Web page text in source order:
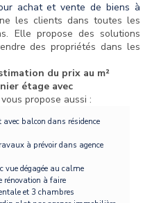
achat et vente de biens à
les clients dans toutes les
Elle propose des solutions
des propriétés dans les
du prix au m²
étage avec
vous propose aussi :
balcon dans résidence
à prévoir dans agence
vue dégagée au calme
à faire
et 3 chambres